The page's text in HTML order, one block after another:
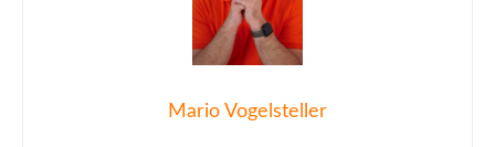
Mario Vogelsteller